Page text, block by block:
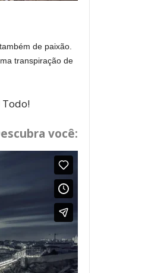
de paixão.
transpiração de
Todo!
você: